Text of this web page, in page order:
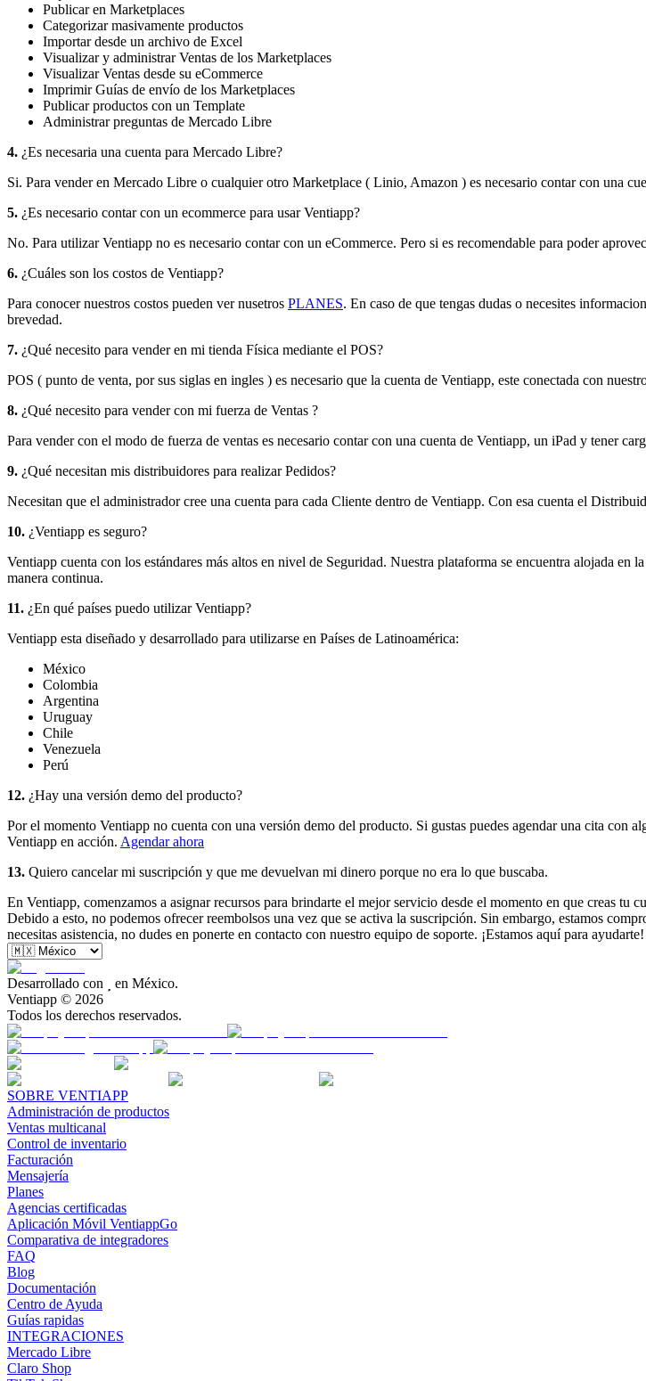
Publicar en Marketplaces
Categorizar masivamente productos
Importar desde un archivo de Excel
Visualizar y administrar Ventas de los Marketplaces
Visualizar Ventas desde su eCommerce
Imprimir Guías de envío de los Marketplaces
Publicar productos con un Template
Administrar preguntas de Mercado Libre
4. ¿Es necesaria una cuenta para Mercado Libre?
Si. Para vender en Mercado Libre o cualquier otro Marketplace ( Linio, Amazon ) es necesario contar con una
5. ¿Es necesario contar con un ecommerce para usar Ventiapp?
No. Para utilizar Ventiapp no es necesario contar con un eCommerce. Pero si es recomendable para poder
6. ¿Cuáles son los costos de Ventiapp?
Para conocer nuestros costos pueden ver nusetros PLANES. En caso de que tengas dudas o necesites
brevedad.
7. ¿Qué necesito para vender en mi tienda Física mediante el POS?
POS ( punto de venta, por sus siglas en ingles ) es necesario que la cuenta de Ventiapp, este conectada con
8. ¿Qué necesito para vender con mi fuerza de Ventas ?
Para vender con el modo de fuerza de ventas es necesario contar con una cuenta de Ventiapp, un iPad y tener
9. ¿Qué necesitan mis distribuidores para realizar Pedidos?
Necesitan que el administrador cree una cuenta para cada Cliente dentro de Ventiapp. Con esa cuenta el
10. ¿Ventiapp es seguro?
Ventiapp cuenta con los estándares más altos en nivel de Seguridad. Nuestra plataforma se encuentra alojada
manera continua.
11. ¿En qué países puedo utilizar Ventiapp?
Ventiapp esta diseñado y desarrollado para utilizarse en Países de Latinoamérica:
México
Colombia
Argentina
Uruguay
Chile
Venezuela
Perú
12. ¿Hay una versión demo del producto?
Por el momento Ventiapp no cuenta con una versión demo del producto. Si gustas puedes agendar una cita con
Ventiapp en acción. Agendar ahora
13. Quiero cancelar mi suscripción y que me devuelvan mi dinero porque no era lo que buscaba.
En Ventiapp, comenzamos a asignar recursos para brindarte el mejor servicio desde el momento en que creas
Debido a esto, no podemos ofrecer reembolsos una vez que se activa la suscripción. Sin embargo, estamos
necesitas asistencia, no dudes en ponerte en contacto con nuestro equipo de soporte. ¡Estamos aquí para ayudarte!
Desarrollado con
en México.
Ventiapp © 2026
Todos los derechos reservados.
SOBRE VENTIAPP
Administración de productos
Ventas multicanal
Control de inventario
Facturación
Mensajería
Planes
Agencias certificadas
Aplicación Móvil VentiappGo
Comparativa de integradores
FAQ
Blog
Documentación
Centro de Ayuda
Guías rapidas
INTEGRACIONES
Mercado Libre
Claro Shop